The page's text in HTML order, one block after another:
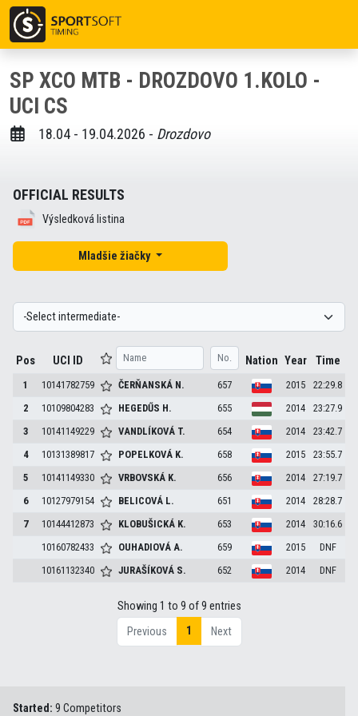
SP XCO MTB - DROZDOVO 1.KOLO -
UCI CS
18.04 - 19.04.2026 - Drozdovo
OFFICIAL RESULTS
Výsledková listina
Mladšie žiačky
Pos UCI ID Nation Year Time
1 10141782759 ČERŇANSKÁ N. 657 2015
22:29.8
2
10109804283 HEGEDŰS H. 655 2014
23:27.9
3
10141149229 VANDLÍKOVÁ T. 654 2014
23:42.7
4
10131389817 POPELKOVÁ K. 658 2015
23:55.7
5
10141149330 VRBOVSKÁ K. 656 2014
27:19.7
6
10127979154 BELICOVÁ L. 651 2014
28:28.7
7
10144412873 KLOBUŠICKÁ K. 653 2014
30:16.6
10160782433
OUHADIOVÁA. 659 2015
DNF
10161132340
JURAŠÍKOVÁ S. 652 2014 DNF
Showing 1 to 9 of 9 entries
Previous
1 Next
Started: 9 Competitors